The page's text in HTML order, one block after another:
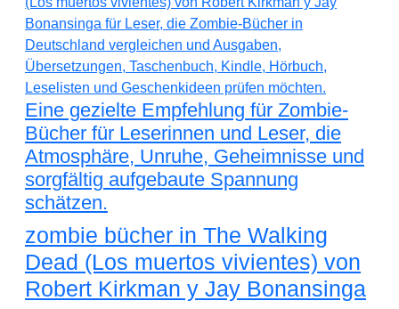
Eine gezielte Empfehlung für Zombie-
Bücher für Leserinnen und Leser, die
Atmosphäre, Unruhe, Geheimnisse und
sorgfältig aufgebaute Spannung
schätzen.
zombie bücher in The Walking
Dead (Los muertos vivientes) von
Robert Kirkman y Jay Bonansinga